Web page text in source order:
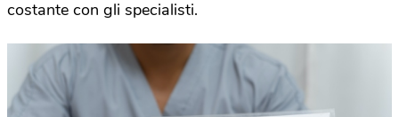
costante con gli specialisti.